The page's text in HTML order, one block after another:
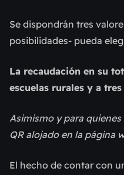
Se dispondrán tres
posibilidades- pueda
La recaudación en su
escuelas rurales y a
Asimismo y para
QR alojado en la página
El hecho de contar con